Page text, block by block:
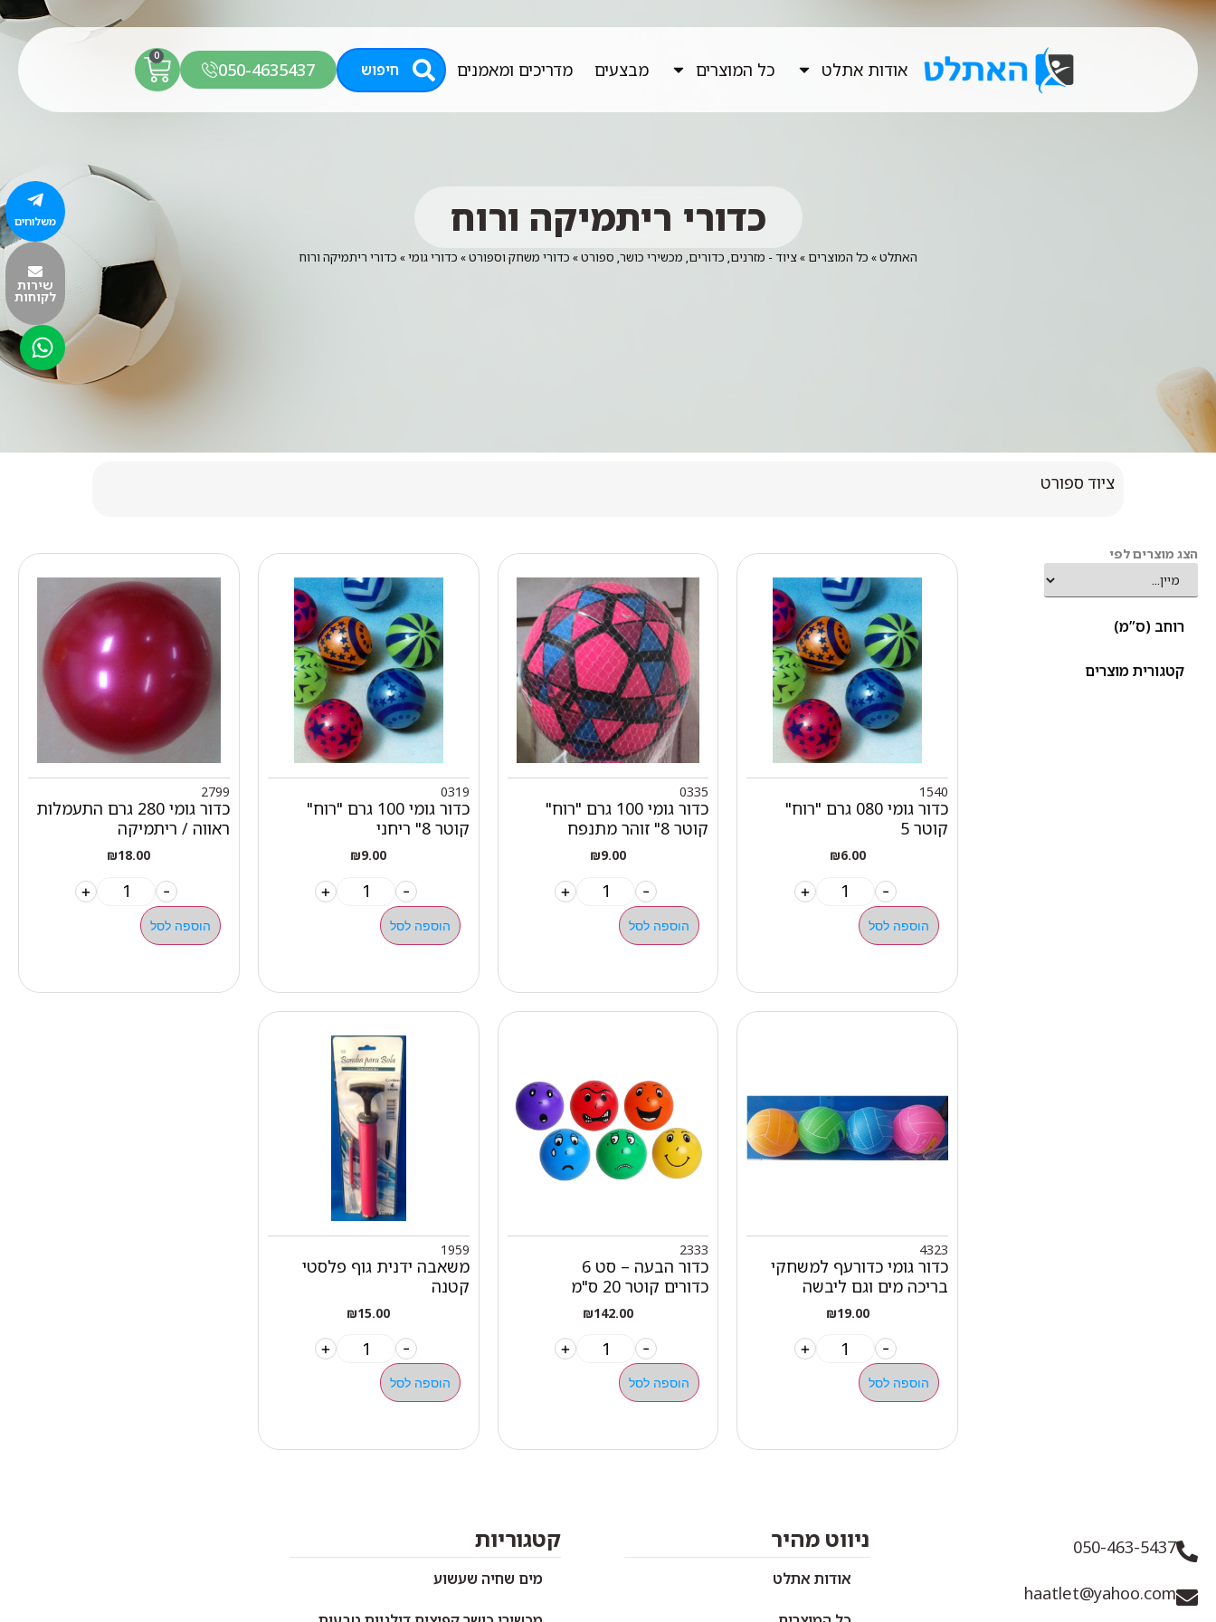
אודות אתלט כל המוצרים מבצעים מדריכים ומאמנים חיפוש 050-4635437
0
כדורי ריתמיקה ורוח
האתלט» כל המוצרים »ציוד - מזרנים, כדורים, מכשירי כושר, ספורט» כדורי משחק וספורט» כדורי גומי» כדורי ריתמיקה ורוח
ציוד ספורט
הצג מוצרים לפי
רוחב (ס”מ)
קטגורית מוצרים
1540
כדור גומי 080 גרם "רוח"
קוטר 5
₪6.00
-
+
הוספה לסל
0335
כדור גומי 100 גרם "רוח"
קוטר 8" זוהר מתנפח
₪9.00
-
+
הוספה לסל
0319
כדור גומי 100 גרם "רוח"
קוטר 8" ריחני
₪9.00
-
+
הוספה לסל
2799
כדור גומי 280 גרם התעמלות
ראווה / ריתמיקה
₪18.00
-
+
הוספה לסל
4323
כדור גומי כדורעף למשחקי
בריכה מים וגם ליבשה
₪19.00
-
+
הוספה לסל
2333
כדור הבעה – סט 6
כדורים קוטר 20 ס"מ
₪142.00
-
+
הוספה לסל
1959
משאבה ידנית גוף פלסטי
קטנה
₪15.00
-
+
הוספה לסל
משלוחים
שירות
לקוחות
050-463-5437
haatlet@yahoo.com
ניווט מהיר
אודות אתלט
קטגוריות
מים שחיה שעשוע